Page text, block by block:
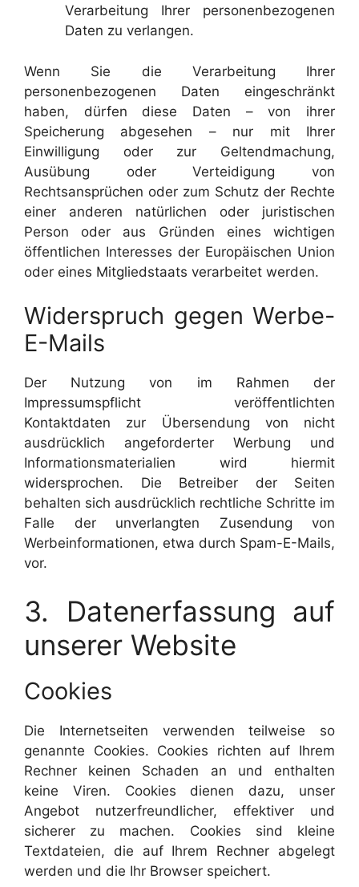
Verarbeitung Ihrer personenbezogenen
Daten zu verlangen.
Wenn Sie die Verarbeitung Ihrer
personenbezogenen Daten eingeschränkt
haben, dürfen diese Daten – von ihrer
Speicherung abgesehen – nur mit Ihrer
Einwilligung oder zur Geltendmachung,
Ausübung oder Verteidigung von
Rechtsansprüchen oder zum Schutz der Rechte
einer anderen natürlichen oder juristischen
Person oder aus Gründen eines wichtigen
öffentlichen Interesses der Europäischen Union
oder eines Mitgliedstaats verarbeitet werden.
Widerspruch gegen Werbe-
E-Mails
Der Nutzung von im Rahmen der
Impressumspflicht veröffentlichten
Kontaktdaten zur Übersendung von nicht
ausdrücklich angeforderter Werbung und
Informationsmaterialien wird hiermit
widersprochen. Die Betreiber der Seiten
behalten sich ausdrücklich rechtliche Schritte im
Falle der unverlangten Zusendung von
Werbeinformationen, etwa durch Spam-E-Mails,
vor.
3. Datenerfassung auf
unserer Website
Cookies
Die Internetseiten verwenden teilweise so
genannte Cookies. Cookies richten auf Ihrem
Rechner keinen Schaden an und enthalten
keine Viren. Cookies dienen dazu, unser
Angebot nutzerfreundlicher, effektiver und
sicherer zu machen. Cookies sind kleine
Textdateien, die auf Ihrem Rechner abgelegt
werden und die Ihr Browser speichert.